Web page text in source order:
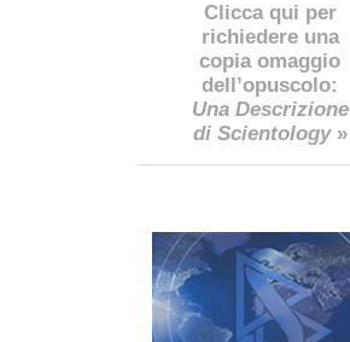
Clicca qui per
richiedere una
copia omaggio
dell’opuscolo:
Una Descrizione
di Scientology»